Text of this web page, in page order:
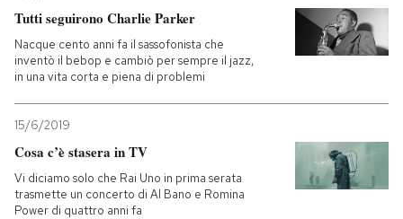
Tutti seguirono Charlie Parker
Nacque cento anni fa il sassofonista che
inventò il bebop e cambiò per sempre il jazz,
in una vita corta e piena di problemi
15/6/2019
Cosa c’è stasera in TV
Vi diciamo solo che Rai Uno in prima serata
trasmette un concerto di Al Bano e Romina
Power di quattro anni fa